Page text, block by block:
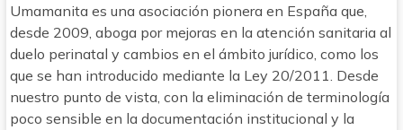
Umamanita es una asociación pionera en España que,
desde 2009, aboga por mejoras en la atención sanitaria al
duelo perinatal y cambios en el ámbito jurídico, como los
que se han introducido mediante la Ley 20/2011. Desde
nuestro punto de vista, con la eliminación de terminología
poco sensible en la documentación institucional y la